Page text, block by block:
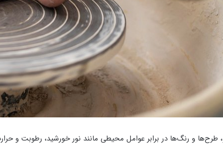
طرح‌ها و رنگ‌ها در برابر عوامل محیطی مانند نور خورشید، رطوبت و